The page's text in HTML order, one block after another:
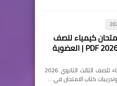
كيمياء للصف
الثالث الثانوي 2026 PDF | العضوية
📘 تحميل كتاب الامتحان في الكيمياء للصف الثالث الثانوي 2026